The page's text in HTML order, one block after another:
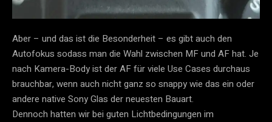
Aber – und das ist die Besonderheit – es gibt auch den
Autofokus sodass man die Wahl zwischen MF und AF hat. Je
nach Kamera-Body ist der AF für viele Use Cases durchaus
brauchbar, wenn auch nicht ganz so snappy wie das ein oder
andere native Sony Glas der neuesten Bauart.
Dennoch hatten wir bei guten Lichtbedingungen im